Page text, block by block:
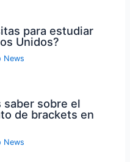
para estudiar
Unidos?
News
saber sobre el
de brackets en
News